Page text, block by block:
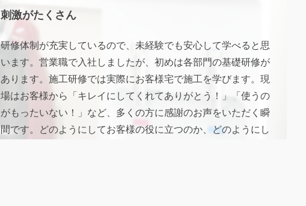
刺激がたくさん
研修体制が充実しているので、未経験でも安心して学べると思
います。営業職で入社しましたが、初めは各部門の基礎研修が
あります。施工研修では実際にお客様宅で施工を学びます。現
場はお客様から「キレイにしてくれてありがとう！」「使うの
がもったいない！」など、多くの方に感謝のお声をいただく瞬
間です。どのようにしてお客様の役に立つのか、どのようにし